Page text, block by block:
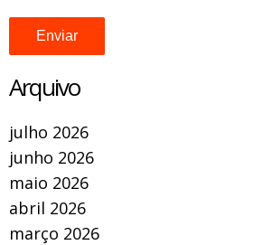
Arquivo
julho 2026
junho 2026
maio 2026
abril 2026
março 2026